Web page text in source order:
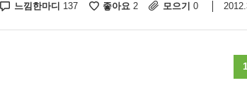
느낌한마디 137 좋아요 2 모으기 0